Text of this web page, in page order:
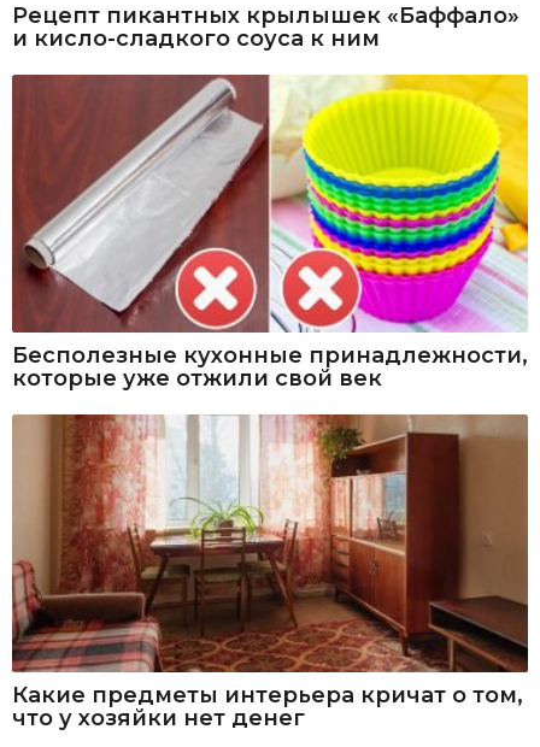
Рецепт пикантных крылышек «Баффало»
и кисло-сладкого соуса к ним
Бесполезные кухонные принадлежности,
которые уже отжили свой век
Какие предметы интерьера кричат о том,
что у хозяйки нет денег